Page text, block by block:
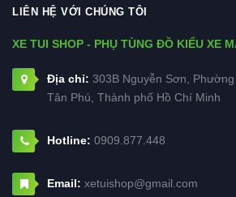
LIÊN HỆ VỚI CHÚNG TÔI
XE TUI SHOP - PHỤ TÙNG ĐỒ KIỂU XE
Địa chỉ: 303B Nguyễn Sơn,
Tân Phú, Thành phố Hồ Chí Minh
Hotline: 0909.877.448
Email: xetuishop@gmail.com